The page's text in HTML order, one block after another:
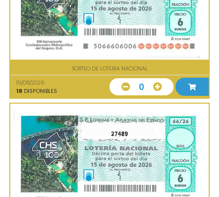
SORTEO DE LOTERIA NACIONAL
15/08/2026
18 DISPONIBLES 0
27489